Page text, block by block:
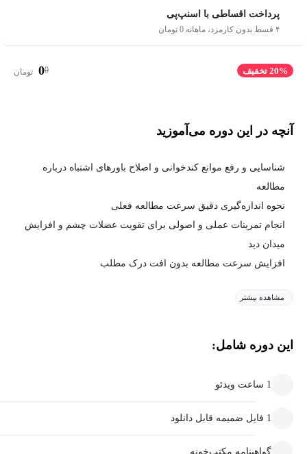
پرداخت اقساطی با اسنپ‌پی
۴ قسط بدون کارمزد، ماهانه 0 تومان
20% تخفیف 0
0 تومان
آنچه در این دوره می‌آموزید
شناسایی و رفع موانع کندخوانی و اصلاح باورهای اشتباه درباره
مطالعه
نحوه اندازه‌گیری دقیق سرعت مطالعه فعلی
انجام تمرینات عملی و اصولی برای تقویت عضلات چشم و افزایش
میدان دید
افزایش سرعت مطالعه بدون افت درک مطلب
مشاهده بیشتر
این دوره شامل:
1 ساعت ویدئو
1 فایل ضمیمه قابل دانلود
گواهینامه مکتب‌خونه